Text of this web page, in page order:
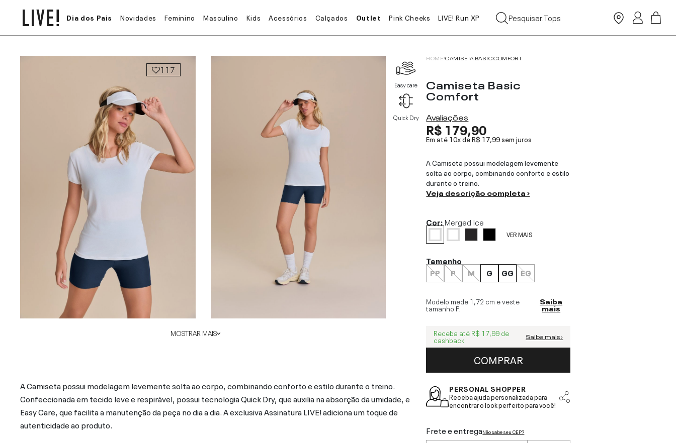
Dia dos Pais Novidades Feminino Masculino Kids Acessórios Calçados Outlet Pink Cheeks LIVE! Run XP Pesquisar:Tops
117
MOSTRAR MAIS
Easy care
Quick Dry
A Camiseta possui modelagem levemente solta ao corpo, combinando conforto e estilo durante o treino.
Confeccionada em tecido leve e respirável, possui tecnologia Quick Dry, que auxilia na absorção da umidade, e
Easy Care, que facilita a manutenção da peça no dia a dia. A exclusiva Assinatura LIVE! adiciona um toque de
autenticidade ao produto.
HOME CAMISETA BASIC COMFORT
Camiseta Basic
Comfort
Avaliações
R$ 179,90
Em até 10x deR$ 17,99sem juros
A Camiseta possui modelagem levemente
solta ao corpo, combinando conforto e estilo
durante o treino.
Veja descrição completa ›
Cor:Merged Ice
VER MAIS
Tamanho
PP
P M G GG EG
Modelo mede 1,72 cm e veste
tamanho P.
Saiba
mais
Receba até R$ 17,99 de
cashback Saiba mais ›
COMPRAR
PERSONAL SHOPPER
Receba ajuda personalizada para
encontrar o look perfeito para você!
Frete e entregaNão sabe seu CEP?